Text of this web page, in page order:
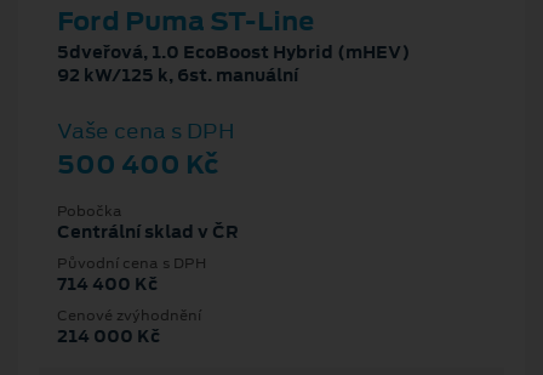
Ford Puma ST-Line
5dveřová, 1.0 EcoBoost Hybrid (mHEV)
92 kW/125 k, 6st. manuální
Vaše cena s DPH
500 400 Kč
Pobočka
Centrální sklad v ČR
Původní cena s DPH
714 400 Kč
Cenové zvýhodnění
214 000 Kč